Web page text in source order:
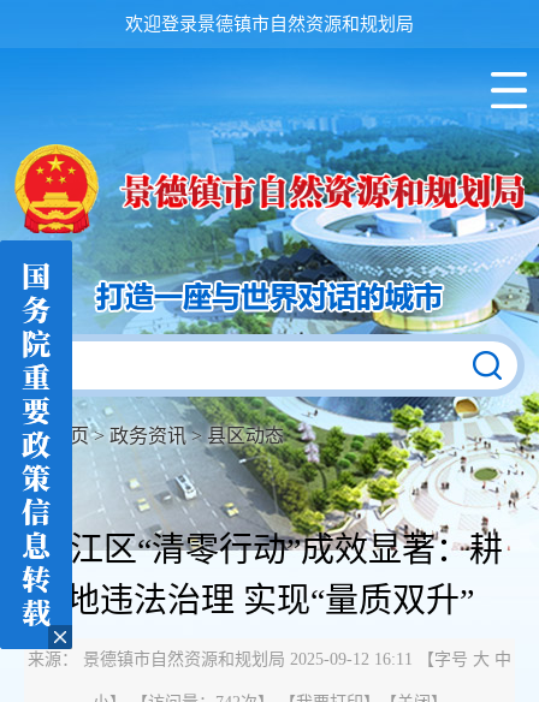
欢迎登录景德镇市自然资源和规划局
首页> 政务资讯> 县区动态
昌江区“清零行动”成效显著：耕
地违法治理 实现“量质双升”
来源： 景德镇市自然资源和规划局 2025-09-12 16:11 【字号 大 中